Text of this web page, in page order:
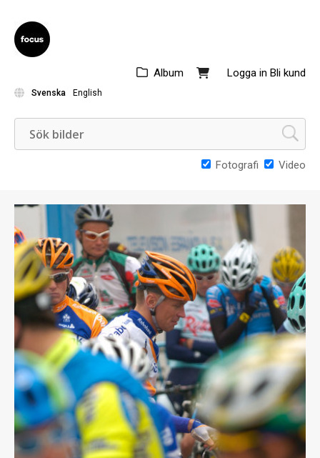
Logga in Bli kund
Album
Svenska English
Fotografi Video